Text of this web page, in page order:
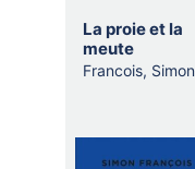
La proie et la
meute
Francois, Simon